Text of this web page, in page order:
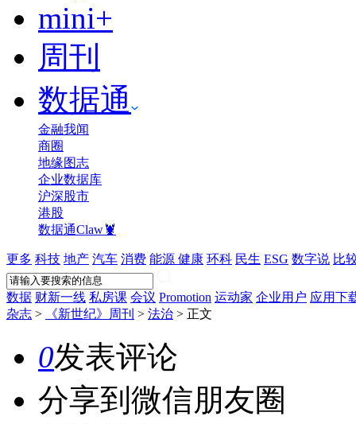
mini+
周刊
数据通
金融我闻
商圈
地缘图志
企业数据库
沪深股市
港股
数据通Claw🦞
更多 科技 地产 汽车 消费 能源 健康 环科 民生 ESG 数字说 比
数据 财新一线 私房课 会议 Promotion 运动家 企业用户 应用下
杂志 > 《新世纪》周刊 > 法治 > 正文
0发表评论
分享到微信朋友圈